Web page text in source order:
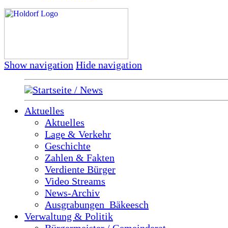
Show navigation Hide navigation
Startseite / News
Aktuelles
Aktuelles
Lage & Verkehr
Geschichte
Zahlen & Fakten
Verdiente Bürger
Video Streams
News-Archiv
Ausgrabungen_Bäkeesch
Verwaltung & Politik